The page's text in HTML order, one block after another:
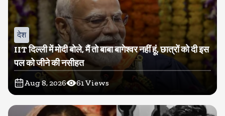
देश
IIT दिल्ली में मोदी बोले, मैं तो बाबा बागेश्वर नहीं हूं, छात्रों को दी इस
पल को जीने की नसीहत
Aug 8, 2026 61Views